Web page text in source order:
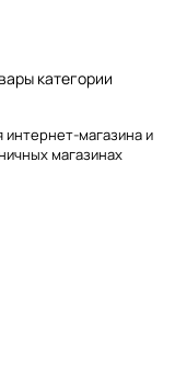
категории
интернет-магазина и
магазинах